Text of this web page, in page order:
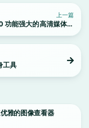
上一篇
能强大的高清媒体播
工具
雅的图像查看器